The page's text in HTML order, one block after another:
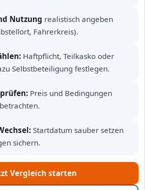
Nutzung realistisch angeben
Fahrerkreis).
Haftpflicht, Teilkasko oder
Selbstbeteiligung festlegen.
Preis und Bedingungen
Startdatum sauber setzen
sichern.
Vergleich starten